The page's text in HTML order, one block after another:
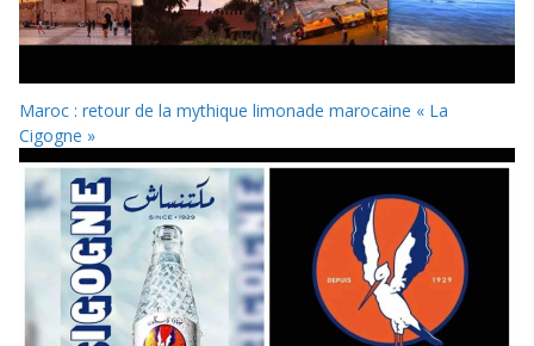
Maroc : retour de la mythique limonade marocaine « La
Cigogne »